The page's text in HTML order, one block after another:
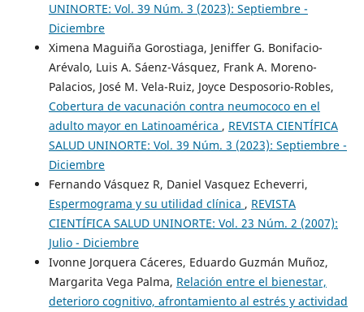
UNINORTE: Vol. 39 Núm. 3 (2023): Septiembre -
Diciembre
Ximena Maguiña Gorostiaga, Jeniffer G. Bonifacio-
Arévalo, Luis A. Sáenz-Vásquez, Frank A. Moreno-
Palacios, José M. Vela-Ruiz, Joyce Desposorio-Robles,
Cobertura de vacunación contra neumococo en el
adulto mayor en Latinoamérica , REVISTA CIENTÍFICA
SALUD UNINORTE: Vol. 39 Núm. 3 (2023): Septiembre -
Diciembre
Fernando Vásquez R, Daniel Vasquez Echeverri,
Espermograma y su utilidad clínica , REVISTA
CIENTÍFICA SALUD UNINORTE: Vol. 23 Núm. 2 (2007):
Julio - Diciembre
Ivonne Jorquera Cáceres, Eduardo Guzmán Muñoz,
Margarita Vega Palma, Relación entre el bienestar,
deterioro cognitivo, afrontamiento al estrés y actividad